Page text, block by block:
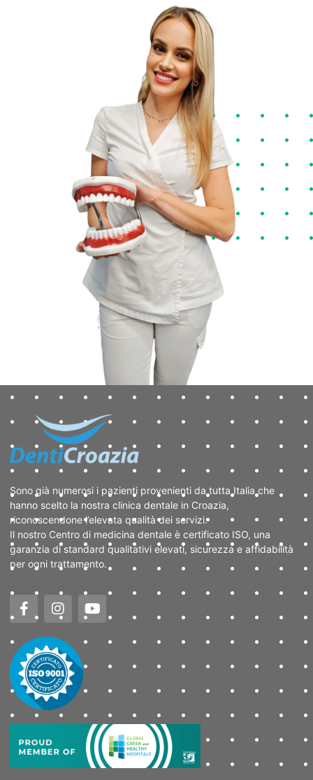
Sono già numerosi i pazienti provenienti da tutta Italia che
hanno scelto la nostra clinica dentale in Croazia,
riconoscendone l’elevata qualità dei servizi.
Il nostro Centro di medicina dentale è certificato ISO, una
garanzia di standard qualitativi elevati, sicurezza e affidabilità
per ogni trattamento.